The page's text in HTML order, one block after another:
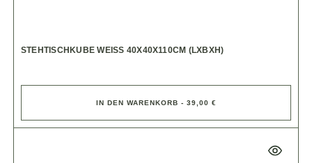
STEHTISCHKUBE WEISS 40X40X110CM (LXBXH)
IN DEN WARENKORB - 39,00 €